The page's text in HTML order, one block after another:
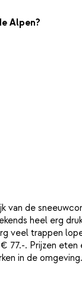
Alpen?
van de
heel erg
veel trappen
77.-. Prijzen